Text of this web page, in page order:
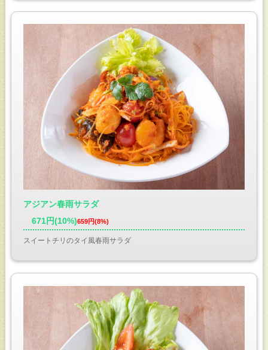
アジアン春雨サラダ
671円(10%)659円(8%)
スイートチリのタイ風春雨サラダ